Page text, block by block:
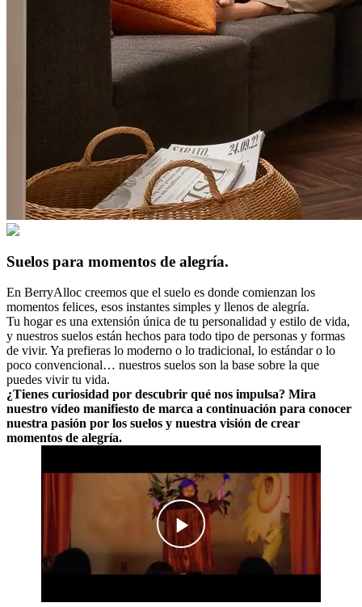
Suelos para momentos de alegría.
En BerryAlloc creemos que el suelo es donde comienzan los
momentos felices, esos instantes simples y llenos de alegría.
Tu hogar es una extensión única de tu personalidad y estilo de vida,
y nuestros suelos están hechos para todo tipo de personas y formas
de vivir. Ya prefieras lo moderno o lo tradicional, lo estándar o lo
poco convencional… nuestros suelos son la base sobre la que
puedes vivir tu vida.
¿Tienes curiosidad por descubrir qué nos impulsa? Mira
nuestro vídeo manifiesto de marca a continuación para conocer
nuestra pasión por los suelos y nuestra visión de crear
momentos de alegría.